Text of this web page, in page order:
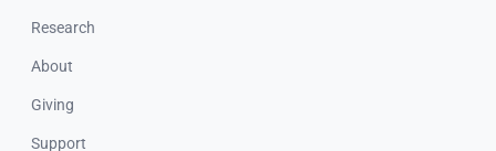
Research
About
Giving
Support